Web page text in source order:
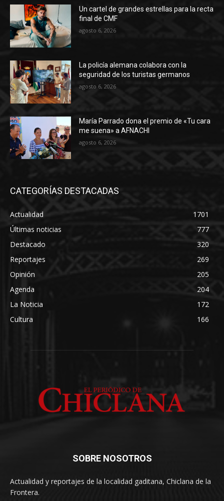
Un cartel de grandes estrellas para la recta
final de CMF
agosto 6, 2026
La policía alemana colabora con la
seguridad de los turistas germanos
agosto 6, 2026
María Parrado dona el premio de «Tu cara
me suena» a AFNACHI
agosto 6, 2026
CATEGORÍAS DESTACADAS
Actualidad
1701
Últimas noticias
777
Destacado
320
Reportajes
269
Opinión
205
Agenda
204
La Noticia
172
Cultura
166
SOBRE NOSOTROS
Actualidad y reportajes de la localidad gaditana, Chiclana de la
Frontera.